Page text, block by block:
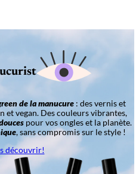
de la manucure: des vernis et
et vegan. Des couleurs vibrantes,
pour vos ongles et la planète.
, sans compromis sur le style !
découvrir!